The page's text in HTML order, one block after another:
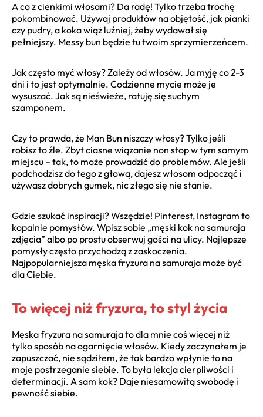
A co z cienkimi włosami? Da radę! Tylko trzeba trochę
pokombinować. Używaj produktów na objętość, jak pianki
czy pudry, a koka wiąż luźniej, żeby wydawał się
pełniejszy. Messy bun będzie tu twoim sprzymierzeńcem.
Jak często myć włosy? Zależy od włosów. Ja myję co 2-3
dni i to jest optymalnie. Codzienne mycie może je
wysuszać. Jak są nieświeże, ratuję się suchym
szamponem.
Czy to prawda, że Man Bun niszczy włosy? Tylko jeśli
robisz to źle. Zbyt ciasne wiązanie non stop w tym samym
miejscu – tak, to może prowadzić do problemów. Ale jeśli
podchodzisz do tego z głową, dajesz włosom odpocząć i
używasz dobrych gumek, nic złego się nie stanie.
Gdzie szukać inspiracji? Wszędzie! Pinterest, Instagram to
kopalnie pomysłów. Wpisz sobie „męski kok na samuraja
zdjęcia” albo po prostu obserwuj gości na ulicy. Najlepsze
pomysły często przychodzą z zaskoczenia.
Najpopularniejsza męska fryzura na samuraja może być
dla Ciebie.
To więcej niż fryzura, to styl życia
Męska fryzura na samuraja to dla mnie coś więcej niż
tylko sposób na ogarnięcie włosów. Kiedy zaczynałem je
zapuszczać, nie sądziłem, że tak bardzo wpłynie to na
moje postrzeganie siebie. To była lekcja cierpliwości i
determinacji. A sam kok? Daje niesamowitą swobodę i
pewność siebie.